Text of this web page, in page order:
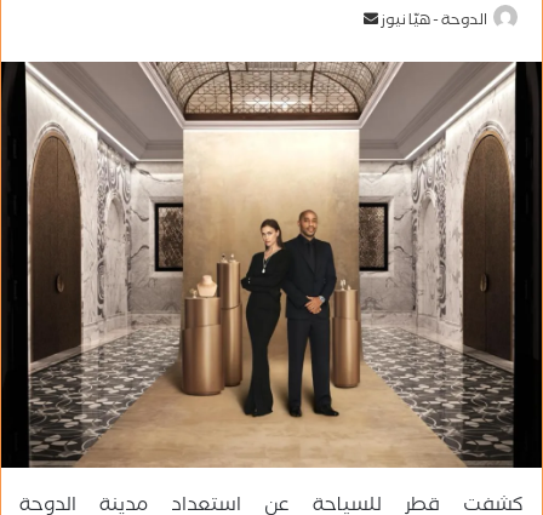
الدوحة - هيّا نيوز
س
ل
ب
ر
ي
د
ا
إ
ل
ك
ت
كشفت قطر للسياحة عن استعداد مدينة الدوحة